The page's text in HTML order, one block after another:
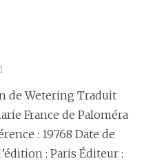
de Wetering Traduit
France de Paloméra
: 19768 Date de
: Paris Éditeur :